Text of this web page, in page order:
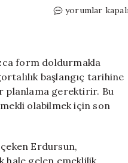
SGK
Kritik
Emeklilik
Uyarısı:
Bu
Hata
için
yorumlar
form doldurmakla
başlangıç tarihine
planlama gerektirir. Bu
olabilmek için son
Erdursun,
hale gelen emeklilik